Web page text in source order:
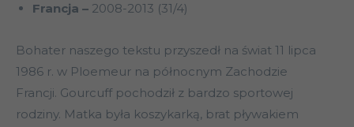
Francja – 2008-2013 (31/4)
Bohater naszego tekstu przyszedł na świat 11 lipca
1986 r. w Ploemeur na północnym Zachodzie
Francji. Gourcuff pochodził z bardzo sportowej
rodziny. Matka była koszykarką, brat pływakiem